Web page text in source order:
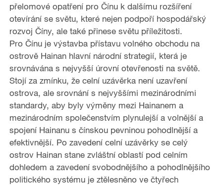
přelomové opatření pro Čínu k dalšímu rozšíření
otevírání se světu, které nejen podpoří hospodářský
rozvoj Číny, ale také přinese světu příležitosti.
Pro Čínu je výstavba přístavu volného obchodu na
ostrově Hainan hlavní národní strategií, která je
srovnávána s nejvyšší úrovní otevřenosti na světě.
Stojí za zmínku, že celní uzávěrka není uzavření
ostrova, ale srovnání s nejvyššími mezinárodními
standardy, aby byly výměny mezi Hainanem a
mezinárodním společenstvím plynulejší a volnější a
spojení Hainanu s čínskou pevninou pohodlnější a
efektivnější. Po zavedení celní uzávěrky se celý
ostrov Hainan stane zvláštní oblastí pod celním
dohledem a zavedení svobodnějšího a pohodlnějšího
politického systému je ztělesněno ve čtyřech